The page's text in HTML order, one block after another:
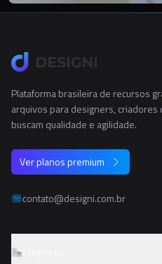
Plataforma brasileira de recursos
arquivos para designers, criadores
buscam qualidade e agilidade.
Ver planos premium
contato@designi.com.br